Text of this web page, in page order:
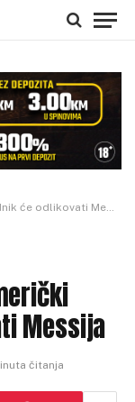
će odlikovati Messija
Messija
čitanja